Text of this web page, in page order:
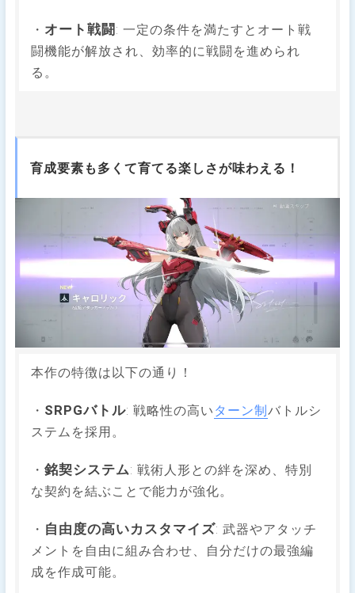
・ オート戦闘 : 一定の条件を満たすとオート戦
闘機能が解放され、効率的に戦闘を進められ
る。
育成要素も多くて育てる楽しさが味わえる！
本作の特徴は以下の通り！
・ SRPGバトル: 戦略性の高い ターン制バトルシ
ステムを採用。
・銘契システム: 戦術人形との絆を深め、特別
な契約を結ぶことで能力が強化。
・ 自由度の高いカスタマイズ: 武器やアタッチ
メントを自由に組み合わせ、自分だけの最強編
成を作成可能。